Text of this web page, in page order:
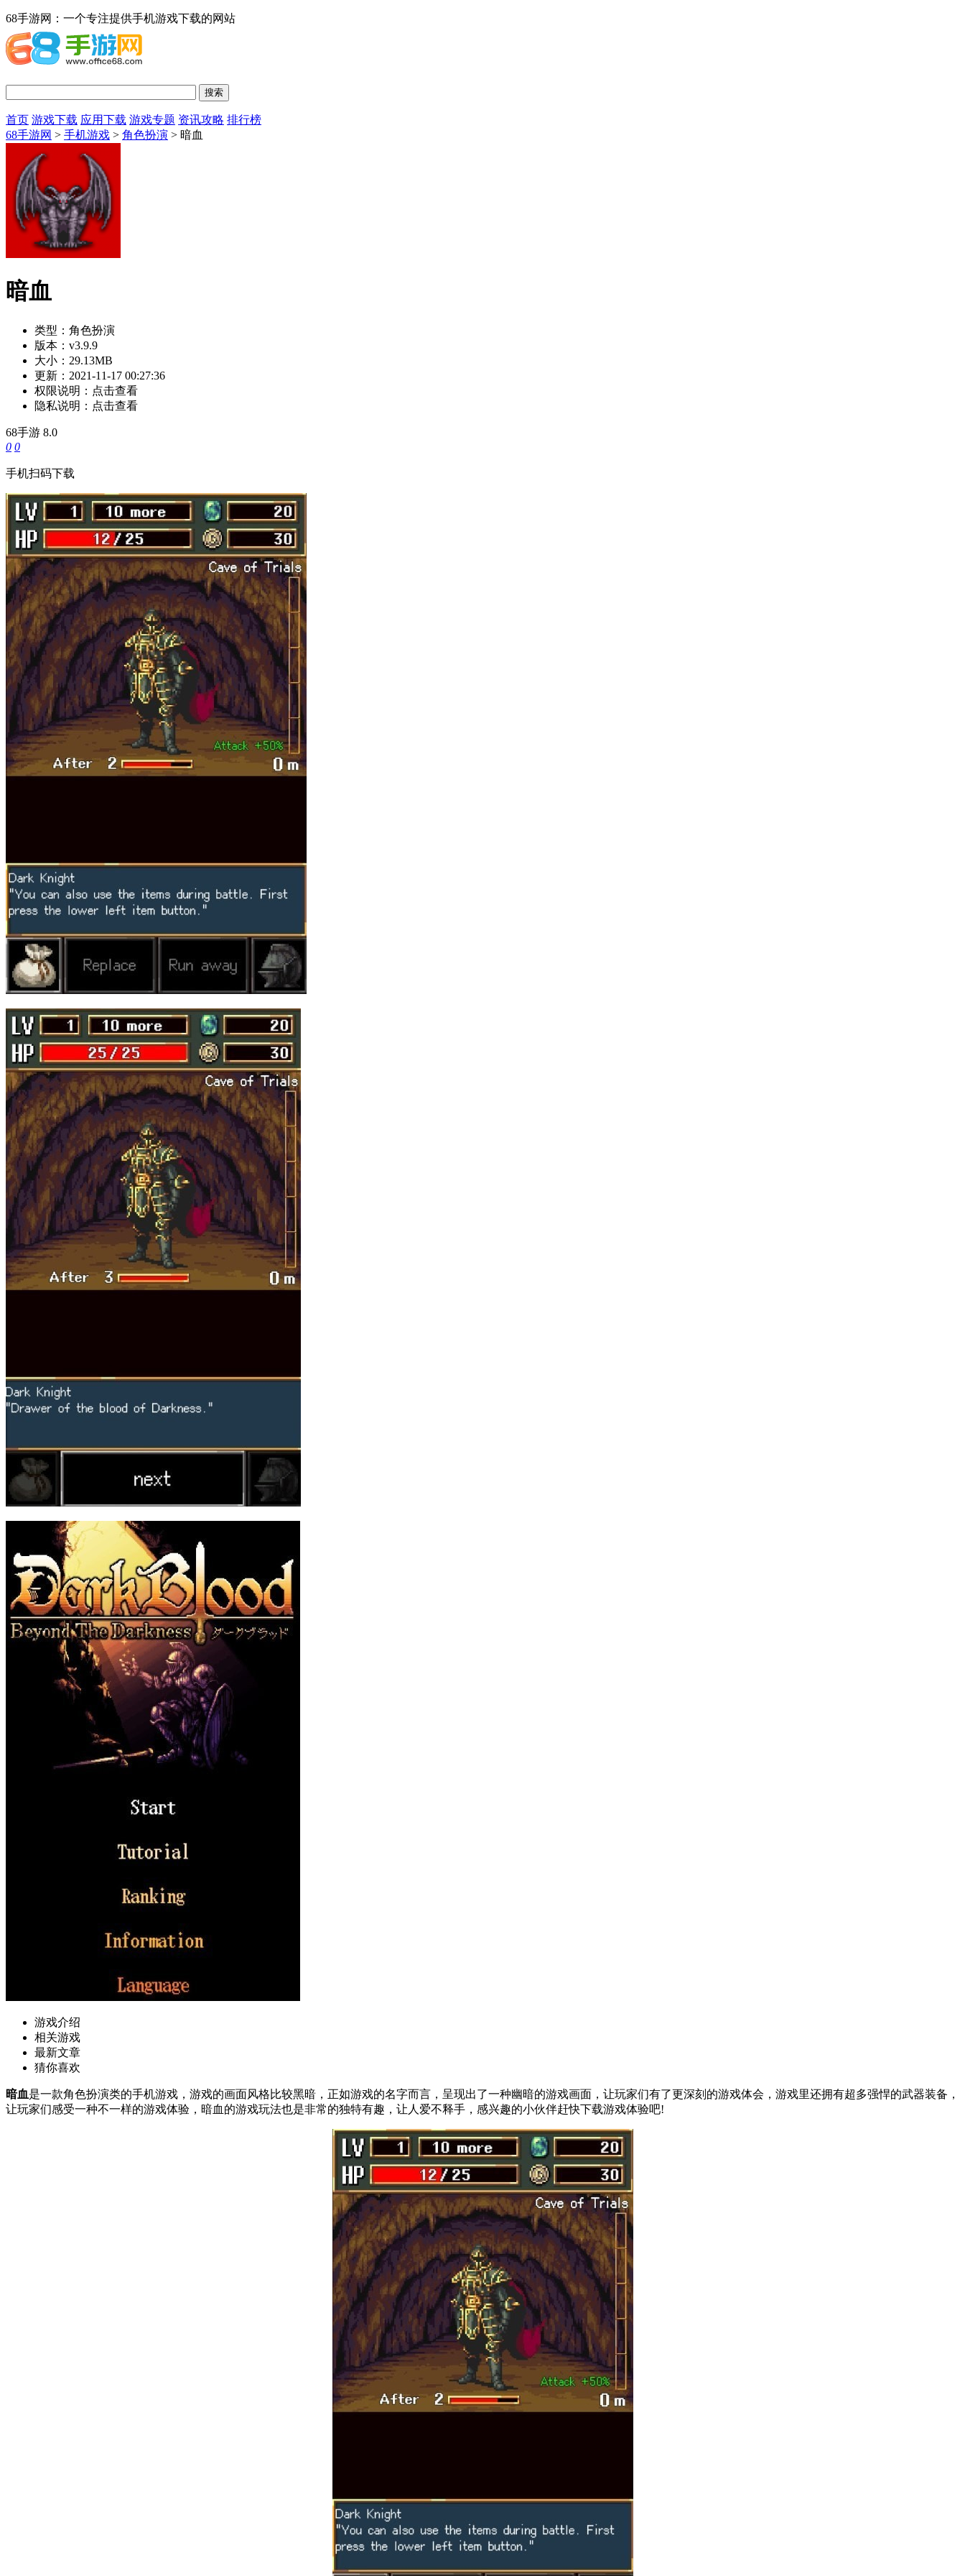
68手游网：一个专注提供手机游戏下载的网站
首页 游戏下载 应用下载 游戏专题 资讯攻略 排行榜
68手游网 > 手机游戏 > 角色扮演 > 暗血
暗血
类型： 角色扮演
版本： v3.9.9
大小： 29.13MB
更新： 2021-11-17 00:27:36
权限说明： 点击查看
隐私说明： 点击查看
68手游 8.0
0 0
手机扫码下载
游戏介绍
相关游戏
最新文章
猜你喜欢
暗血是一款角色扮演类的手机游戏，游戏的画面风格比较黑暗，正如游戏的名字而言，呈现出了一种幽暗的游戏画面，让玩家们有了更深刻的游戏体会，游戏里还拥有超多强悍的武器装备，
让玩家们感受一种不一样的游戏体验，暗血的游戏玩法也是非常的独特有趣，让人爱不释手，感兴趣的小伙伴赶快下载游戏体验吧!